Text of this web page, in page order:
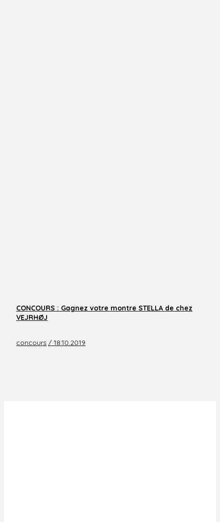
CONCOURS : Gagnez votre montre STELLA de chez
VEJRHØJ
concours / 18.10.2019